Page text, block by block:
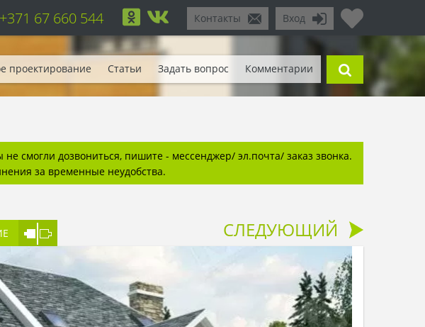
Вход
Контакты
+371 67 660 544
проектирование Статьи Задать вопрос Комментарии
смогли дозвониться, пишите - мессенджер/ эл.почта/ заказ звонка.
за временные неудобства.
СЛЕДУЮЩИЙ